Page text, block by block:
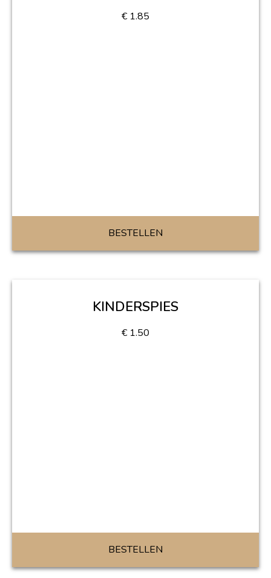
€ 1.85
BESTELLEN
KINDERSPIES
€ 1.50
BESTELLEN